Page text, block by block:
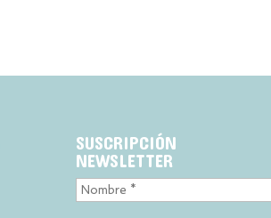
SUSCRIPCIÓN
NEWSLETTER